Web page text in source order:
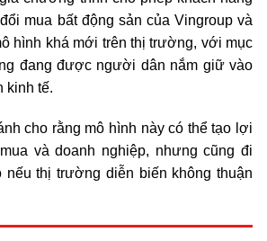
mua bất động sản của Vingroup và
hình khá mới trên thị trường, với mục
đang được người dân nắm giữ vào
kinh tế.
cho rằng mô hình này có thể tạo lợi
và doanh nghiệp, nhưng cũng đi
nếu thị trường diễn biến không thuận